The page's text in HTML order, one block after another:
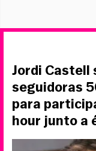
Jordi Castell
seguidoras
para
hour junto a